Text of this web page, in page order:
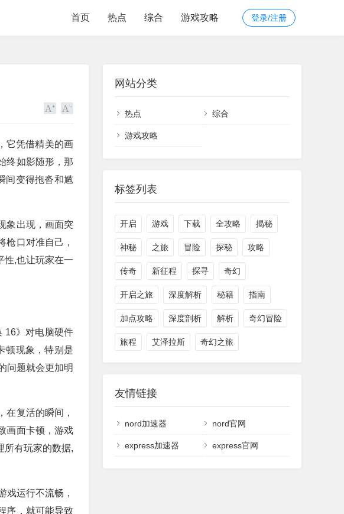
登录/注册
首页 热点 综合 游戏攻略
它凭借精美的画
终如影随形，那
间变得拖沓和尴
象出现，画面突
枪口对准自己，
性,也让玩家在一
16》对电脑硬件
顿现象，特别是
问题就会更加明
在复活的瞬间，
画面卡顿，游戏
所有玩家的数据,
戏运行不流畅，
序，就可能导致
网站分类
热点 综合
游戏攻略
标签列表
开启 游戏 下载 全攻略 揭秘
神秘 之旅 冒险 探秘 攻略
传奇 新征程 探寻 奇幻
开启之旅 深度解析 秘籍 指南
加点攻略 深度剖析 解析 奇幻冒险
旅程 艾泽拉斯 奇幻之旅
友情链接
nord加速器 nord官网
express加速器 express官网